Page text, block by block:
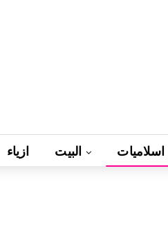
ازياء البيت اسلاميات